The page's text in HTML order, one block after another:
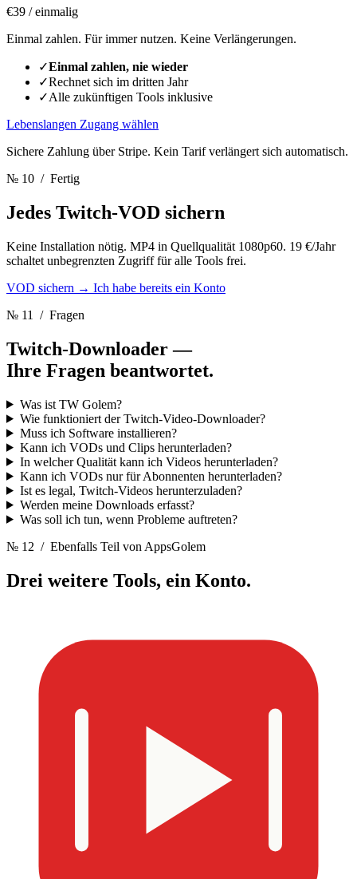
€39 / einmalig
Einmal zahlen. Für immer nutzen. Keine Verlängerungen.
✓Einmal zahlen, nie wieder
✓Rechnet sich im dritten Jahr
✓Alle zukünftigen Tools inklusive
Lebenslangen Zugang wählen
Sichere Zahlung über Stripe. Kein Tarif verlängert sich automatisch.
№ 10 / Fertig
Jedes Twitch-VOD sichern
Keine Installation nötig. MP4 in Quellqualität 1080p60. 19 €/Jahr
schaltet unbegrenzten Zugriff für alle Tools frei.
VOD sichern → Ich habe bereits ein Konto
№ 11
/ Fragen
Twitch-Downloader —
Ihre Fragen beantwortet.
Was ist TW Golem?
Wie funktioniert der Twitch-Video-Downloader?
Muss ich Software installieren?
Kann ich VODs und Clips herunterladen?
In welcher Qualität kann ich Videos herunterladen?
Kann ich VODs nur für Abonnenten herunterladen?
Ist es legal, Twitch-Videos herunterzuladen?
Werden meine Downloads erfasst?
Was soll ich tun, wenn Probleme auftreten?
№ 12 / Ebenfalls Teil von AppsGolem
Drei weitere Tools, ein Konto.